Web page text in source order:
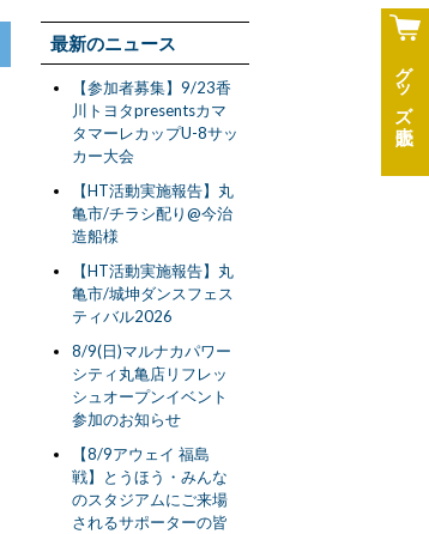
グッズ
最新のニュース
【参加者募集】9/23香
川トヨタpresentsカマ
タマーレカップU-8サッ
カー大会
【HT活動実施報告】丸
亀市/チラシ配り@今治
造船様
【HT活動実施報告】丸
亀市/城坤ダンスフェス
ティバル2026
8/9(日)マルナカパワー
シティ丸亀店リフレッ
シュオープンイベント
参加のお知らせ
【8/9アウェイ 福島
戦】とうほう・みんな
のスタジアムにご来場
されるサポーターの皆